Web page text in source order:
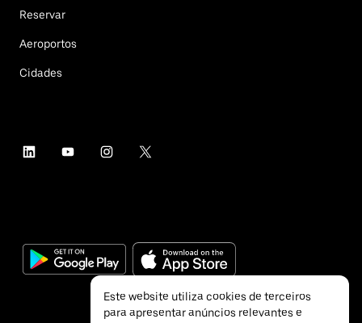
Reservar
Aeroportos
Cidades
Este website utiliza cookies de terceiros
para apresentar anúncios relevantes e